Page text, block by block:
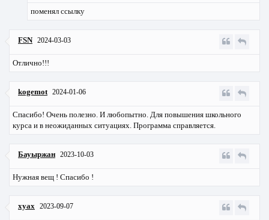
поменял ссылку
FSN 2024-03-03
Отлично!!!
kogemot 2024-01-06
Спасибо! Очень полезно. И любопытно. Для повышения школьного
курса и в неожиданных ситуациях. Программа справляется.
Бауыржан 2023-10-03
Нужная вещ ! Спасибо !
xyax 2023-09-07